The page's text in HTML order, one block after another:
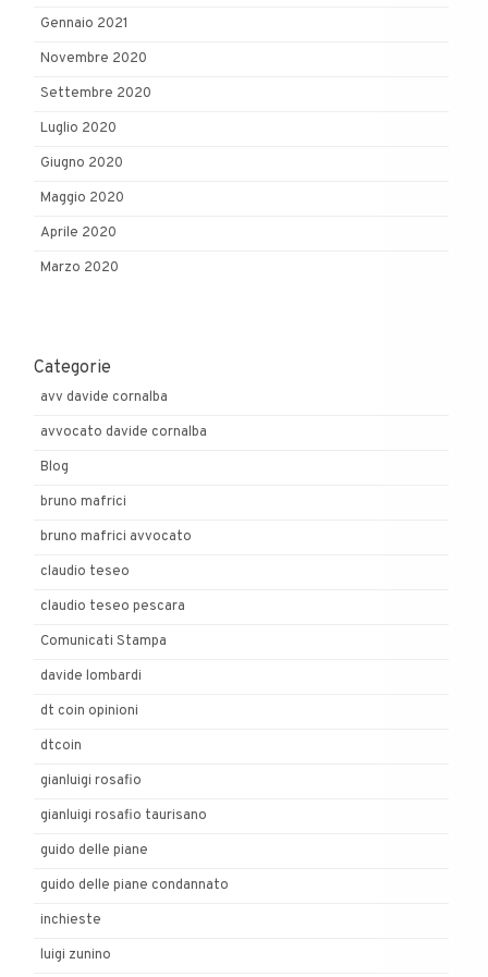
Gennaio 2021
Novembre 2020
Settembre 2020
Luglio 2020
Giugno 2020
Maggio 2020
Aprile 2020
Marzo 2020
Categorie
avv davide cornalba
avvocato davide cornalba
Blog
bruno mafrici
bruno mafrici avvocato
claudio teseo
claudio teseo pescara
Comunicati Stampa
davide lombardi
dt coin opinioni
dtcoin
gianluigi rosafio
gianluigi rosafio taurisano
guido delle piane
guido delle piane condannato
inchieste
luigi zunino